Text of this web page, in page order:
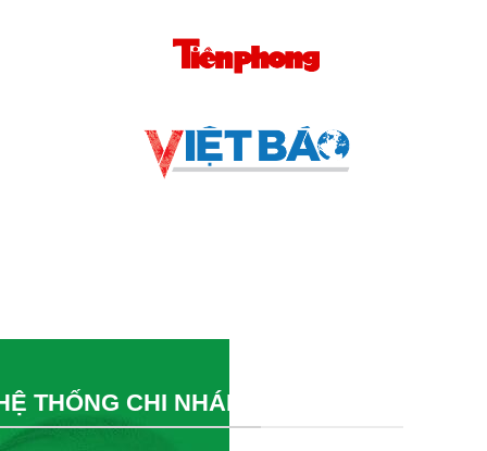
THỐNG CHI NHÁNH